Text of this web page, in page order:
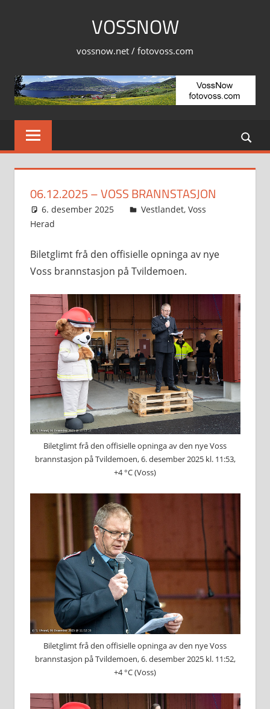
VOSSNOW
vossnow.net / fotovoss.com
06.12.2025 – VOSS BRANNSTASJON
6. desember 2025 Svein
Vestlandet, Voss
Herad
Biletglimt frå den offisielle opninga av nye
Voss brannstasjon på Tvildemoen.
Biletglimt frå den offisielle opninga av den nye Voss
brannstasjon på Tvildemoen, 6. desember 2025 kl. 11:53,
+4 °C (Voss)
Biletglimt frå den offisielle opninga av den nye Voss
brannstasjon på Tvildemoen, 6. desember 2025 kl. 11:52,
+4 °C (Voss)